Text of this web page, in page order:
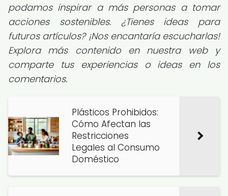
podamos inspirar a más personas a tomar
acciones sostenibles. ¿Tienes ideas para
futuros artículos? ¡Nos encantaría escucharlas!
Explora más contenido en nuestra web y
comparte tus experiencias o ideas en los
comentarios.
Plásticos Prohibidos:
Cómo Afectan las
Restricciones
Legales al Consumo
Doméstico